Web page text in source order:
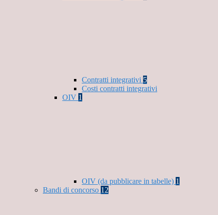
Contratti integrativi 5
Costi contratti integrativi
OIV 1
OIV (da pubblicare in tabelle) 1
Bandi di concorso 12